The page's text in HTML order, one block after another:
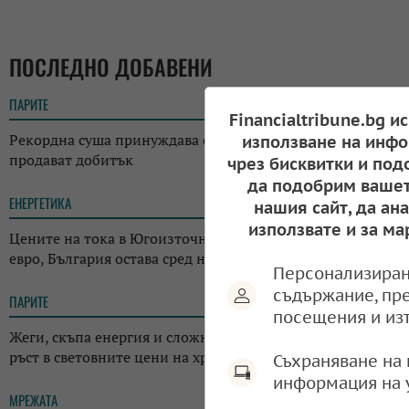
ПОСЛЕДНО ДОБАВЕНИ
ПАРИТЕ
Рекордна суша принуждава фермерите в Австрия да
продават добитък
ЕНЕРГЕТИКА 12:29
Цените на тока в Югоизточна Европа скочиха над 700
евро, България остава сред най-евтините пазари
ПАРИТЕ 18:05
Жеги, скъпа енергия и сложна геополитика: ФАО отчете
ръст в световните цени на храните
МРЕЖАТА
Financialtribune.bg
използване на
чрез бисквитки и
да подобрим
нашия сайт, да
използвате и за
съдържание,
посещения и
Съхраняване
информация на